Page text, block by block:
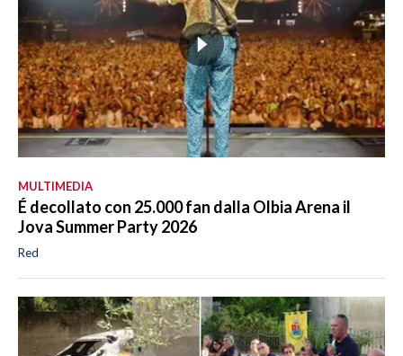
MULTIMEDIA
É decollato con 25.000 fan dalla Olbia Arena il
Jova Summer Party 2026
Red